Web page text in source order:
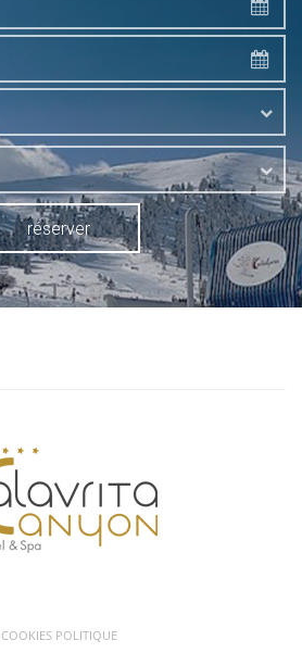
réserver
COOKIES POLITIQUE